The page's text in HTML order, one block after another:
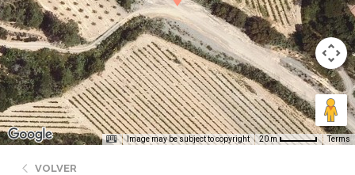
Image may be subject to copyright 20 m Terms
VOLVER